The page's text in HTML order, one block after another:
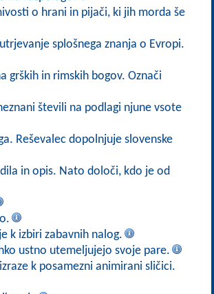
o hrani in pijači, ki jih morda še
splošnega znanja o Evropi.
grških in rimskih bogov. Označi
števili na podlagi njune vsote
Reševalec dopolnjuje slovenske
in opis. Nato določi, kdo je od
k izbiri zabavnih nalog.
ustno utemeljujejo svoje pare.
k posamezni animirani sličici.